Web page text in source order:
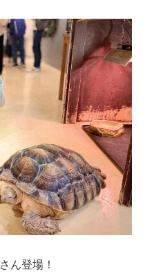
さん登場！